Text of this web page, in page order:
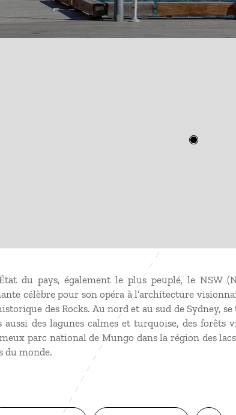
du pays, également le plus peuplé, le NSW
célèbre pour son opéra à l’architecture
des Rocks. Au nord et au sud de Sydney,
aussi des lagunes calmes et turquoise, des forêts
parc national de Mungo dans la région des
du monde.